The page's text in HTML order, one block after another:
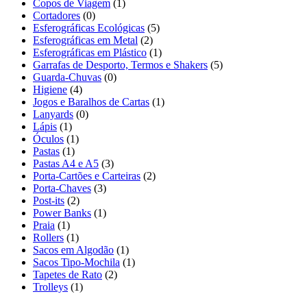
Copos de Viagem (1)
Cortadores (0)
Esferográficas Ecológicas (5)
Esferográficas em Metal (2)
Esferográficas em Plástico (1)
Garrafas de Desporto, Termos e Shakers (5)
Guarda-Chuvas (0)
Higiene (4)
Jogos e Baralhos de Cartas (1)
Lanyards (0)
Lápis (1)
Óculos (1)
Pastas (1)
Pastas A4 e A5 (3)
Porta-Cartões e Carteiras (2)
Porta-Chaves (3)
Post-its (2)
Power Banks (1)
Praia (1)
Rollers (1)
Sacos em Algodão (1)
Sacos Tipo-Mochila (1)
Tapetes de Rato (2)
Trolleys (1)